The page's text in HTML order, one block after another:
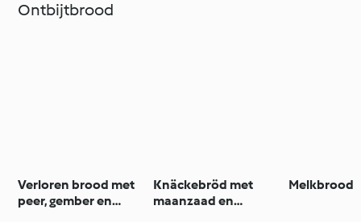
Ontbijtbrood
Verloren brood met
peer, gember en
Knäckebröd met
maanzaad en
Melkbrood